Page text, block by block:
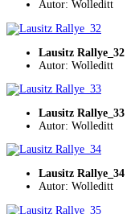
Autor: Wolleditt
Lausitz Rallye_32
Autor: Wolleditt
Lausitz Rallye_33
Autor: Wolleditt
Lausitz Rallye_34
Autor: Wolleditt